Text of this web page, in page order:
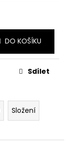
DO KOŠÍKU
Sdílet
Složení